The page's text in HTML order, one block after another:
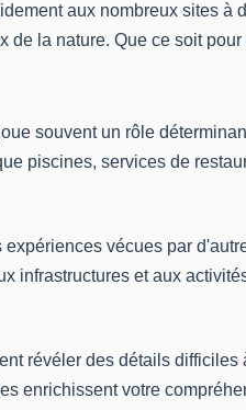
aux nombreux sites à
la nature. Que ce soit
souvent un rôle
piscines, services de
vécues par
infrastructures et aux
révéler des détails
enrichissent votre